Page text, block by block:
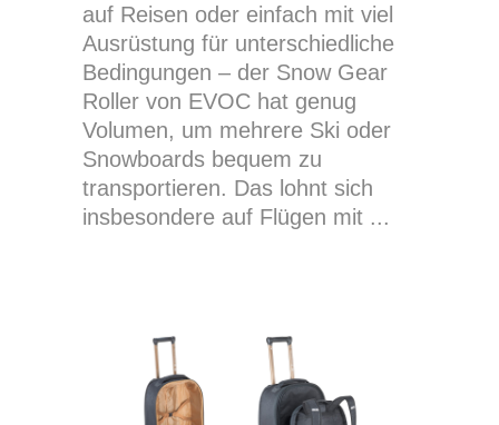
auf Reisen oder einfach mit viel
Ausrüstung für unterschiedliche
Bedingungen – der Snow Gear
Roller von EVOC hat genug
Volumen, um mehrere Ski oder
Snowboards bequem zu
transportieren. Das lohnt sich
insbesondere auf Flügen mit